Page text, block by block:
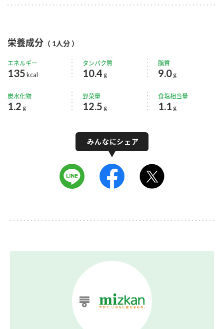
栄養成分 （ 1人分 ）
エネルギー
135kcal
タンパク質
10.4 g
脂質
9.0 g
炭水化物
1.2 g
野菜量
12.5 g
食塩相当量
1.1 g